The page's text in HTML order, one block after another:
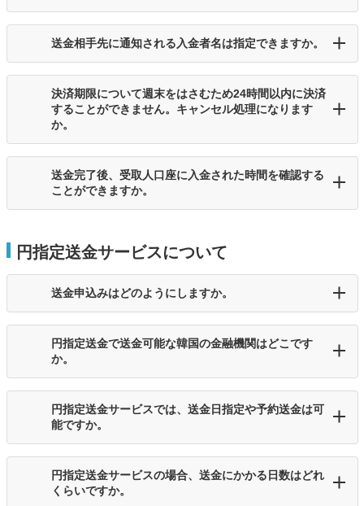
送金相手先に通知される入金者名は指定できますか。
決済期限について週末をはさむため24時間以内に決済
することができません。キャンセル処理になります
か。
送金完了後、受取人口座に入金された時間を確認する
ことができますか。
円指定送金サービスについて
送金申込みはどのようにしますか。
円指定送金で送金可能な韓国の金融機関はどこです
か。
円指定送金サービスでは、送金日指定や予約送金は可
能ですか。
円指定送金サービスの場合、送金にかかる日数はどれ
くらいですか。